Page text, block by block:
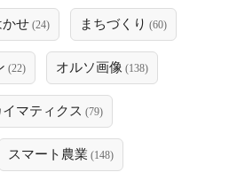
かせ (24) まちづくり (60)
(22) オルソ画像 (138)
イマティクス (79)
スマート農業 (148)